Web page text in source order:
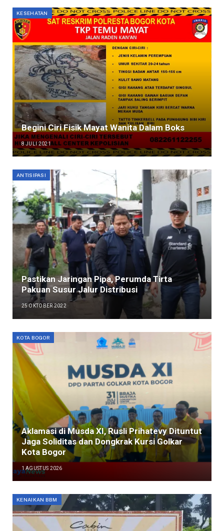
KESEHATAN
Begini Ciri Fisik Mayat Wanita Dalam Boks
8 JULI 2021
ANTISIPASI
Pastikan Jaringan Pipa, Perumda Tirta
Pakuan Susur Jalur Distribusi
25 OKTOBER 2022
KOTA BOGOR
Aklamasi di Musda XI, Rusli Prihatevy Dituntut
Jaga Soliditas dan Dongkrak Kursi Golkar
Kota Bogor
1 AGUSTUS 2026
KENAIKAN BBM